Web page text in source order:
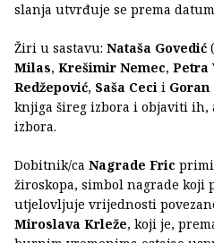
slanja utvrđuje se prema
Žiri u sastavu: Nataša Govedić
Milas, Krešimir Nemec, Petra
Redžepović, Saša Ceci i Goran
knjiga šireg izbora i objaviti ih,
izbora.
Dobitnik/ca Nagrade Fric
žiroskopa, simbol nagrade koji
utjelovljuje vrijednosti
Miroslava Krleže, koji je,